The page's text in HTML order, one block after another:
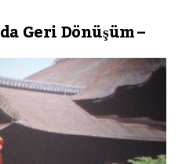
Geri Dönüşüm –